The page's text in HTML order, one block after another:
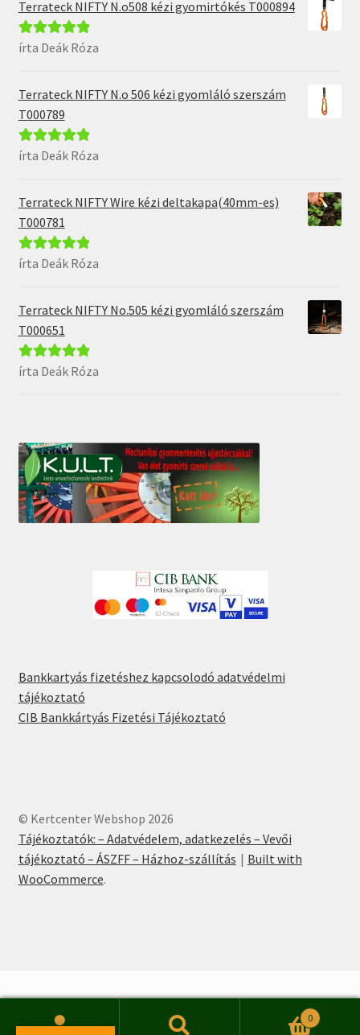
Terrateck NIFTY N.o508 kézi gyomirtókés T000894
Értékelés: 5/
írta Deák Róza
Terrateck NIFTY N.o 506 kézi gyomláló szerszám
T000789
Értékelés: 5/
írta Deák Róza
Terrateck NIFTY Wire kézi deltakapa(40mm-es)
T000781
Értékelés: 5/
írta Deák Róza
Terrateck NIFTY No.505 kézi gyomláló szerszám
T000651
Értékelés: 5/
írta Deák Róza
Bankkartyás fizetéshez kapcsolodó adatvédelmi
tájékoztató
CIB Bankkártyás Fizetési Tájékoztató
© Kertcenter Webshop 2026
Tájékoztatók: – Adatvédelem, adatkezelés – Vevői
tájékoztató – ÁSZFF – Házhoz-szállítás
Built with
WooCommerce.
0